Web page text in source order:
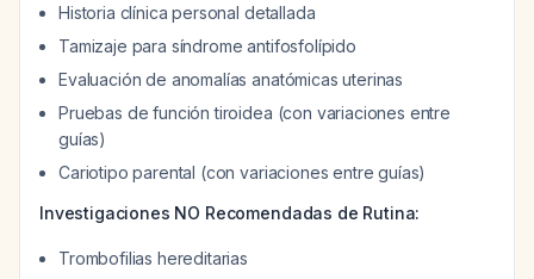
Historia clínica personal detallada
Tamizaje para síndrome antifosfolípido
Evaluación de anomalías anatómicas uterinas
Pruebas de función tiroidea (con variaciones entre
guías)
Cariotipo parental (con variaciones entre guías)
Investigaciones NO Recomendadas de Rutina:
Trombofilias hereditarias